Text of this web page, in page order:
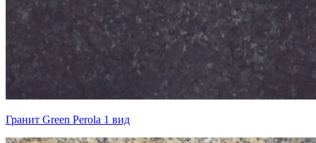
Гранит Green Perola 1 вид